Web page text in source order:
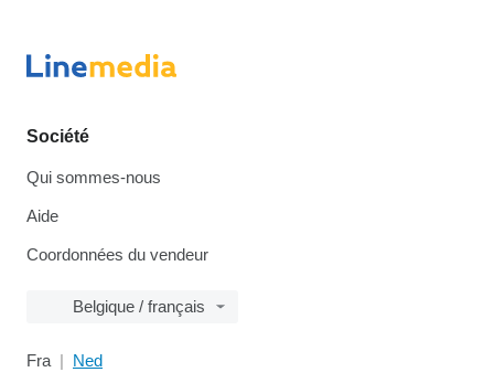
Société
Qui sommes-nous
Aide
Coordonnées du vendeur
Belgique / français
Fra Ned